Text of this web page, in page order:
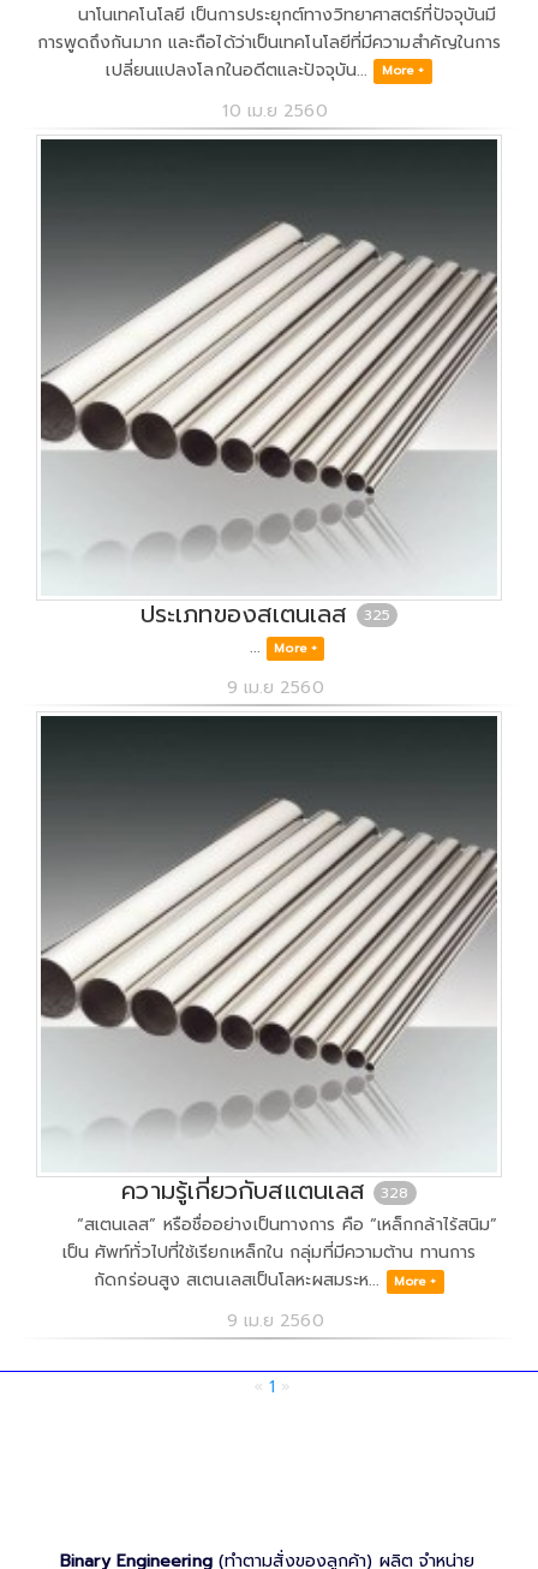
นาโนเทคโนโลยี เป็นการประยุกต์ทางวิทยาศาสตร์ที่ปัจจุบันมี
การพูดถึงกันมาก และถือได้ว่าเป็นเทคโนโลยีที่มีความสำคัญในการ
เปลี่ยนแปลงโลกในอดีตและปัจจุบัน... More +
10 เม.ย 2560
ประเภทของสเตนเลส 325
... More +
9 เม.ย 2560
ความรู้เกี่ยวกับสแตนเลส 328
“สเตนเลส” หรือชื่ออย่างเป็นทางการ คือ “เหล็กกล้าไร้สนิม”
เป็น ศัพท์ทั่วไปที่ใช้เรียกเหล็กใน กลุ่มที่มีความต้าน ทานการ
กัดกร่อนสูง สเตนเลสเป็นโลหะผสมระห...
More +
9 เม.ย 2560
« 1 »
Binary Engineering(ทำตามสั่งของลูกค้า) ผลิต จำหน่าย